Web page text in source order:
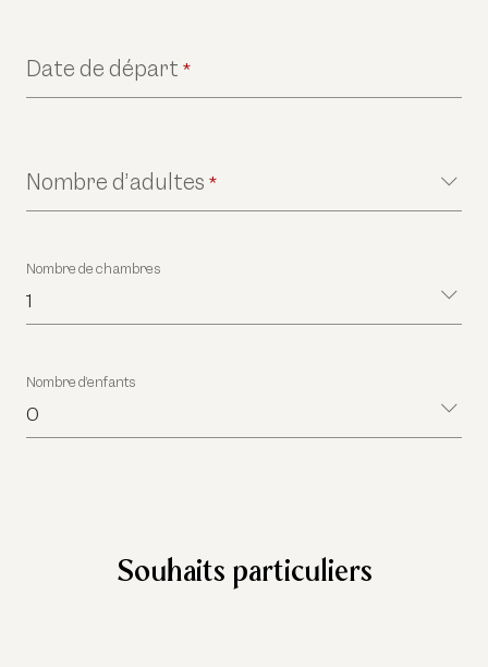
Date de départ *
Nombre d’adultes *
Nombre de chambres
1
Nombre d’enfants
0
Souhaits particuliers